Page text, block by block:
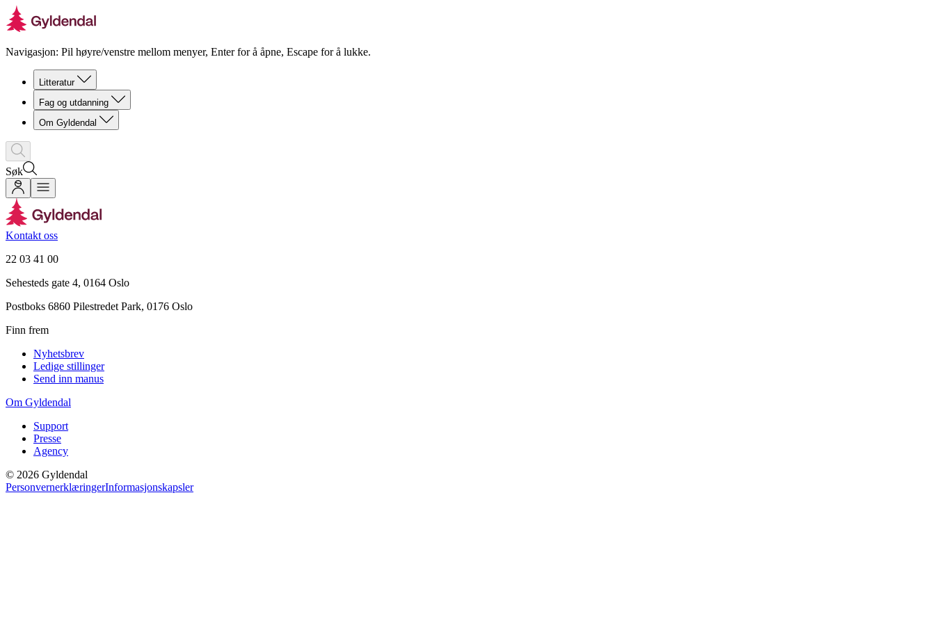
Navigasjon: Pil høyre/venstre mellom menyer, Enter for å åpne, Escape for å lukke.
Litteratur
Fag og utdanning
Om Gyldendal
Søk
Kontakt oss
22 03 41 00
Sehesteds gate 4, 0164 Oslo
Postboks 6860 Pilestredet Park, 0176 Oslo
Finn frem
Nyhetsbrev
Ledige stillinger
Send inn manus
Om Gyldendal
Support
Presse
Agency
© 2026 Gyldendal
PersonvernerklæringerInformasjonskapsler